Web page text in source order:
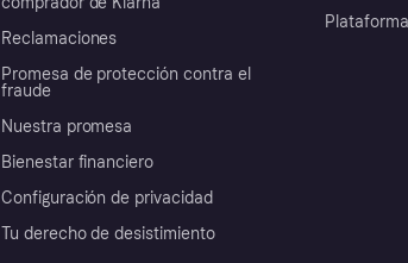
Reclamaciones
Promesa de protección contra el
fraude
Nuestra promesa
Bienestar financiero
Configuración de privacidad
Tu derecho de desistimiento